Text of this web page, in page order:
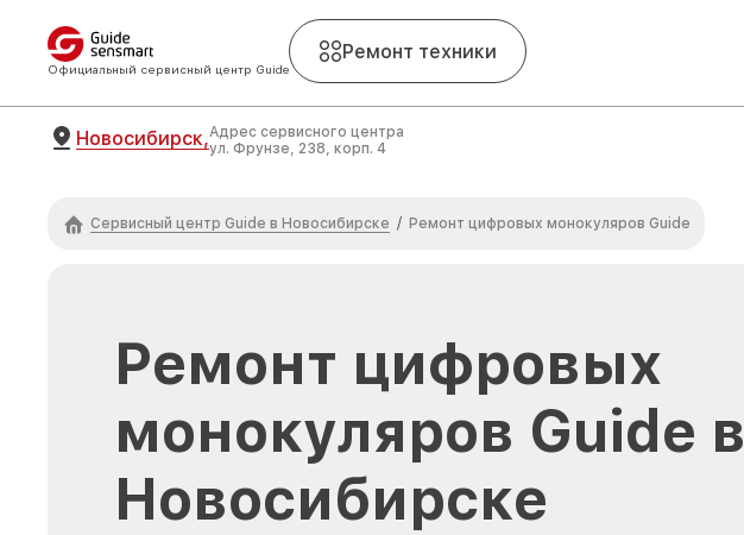
Официальный сервисный центр Guide
Ремонт техники
Новосибирск,Адрес сервисного центра
ул. Фрунзе, 238, корп. 4
Сервисный центр Guide в Новосибирске / Ремонт цифровых монокуляров Guide
Ремонт цифровых
монокуляров Guide в
Новосибирске